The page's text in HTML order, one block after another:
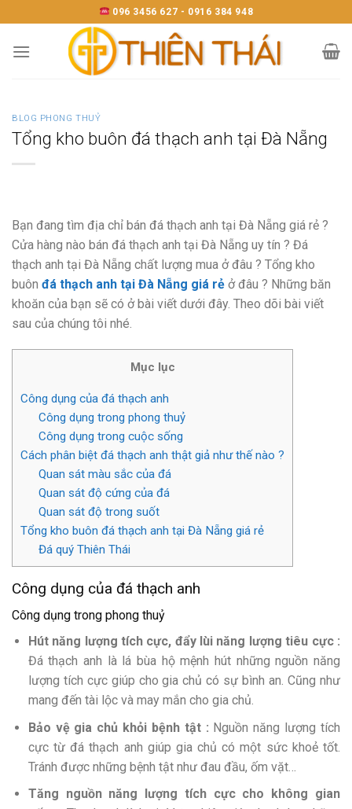
to
content
096 3456 627 - 0916 384 948
BLOG PHONG THUỶ
Tổng kho buôn đá thạch anh tại Đà Nẵng
Bạn đang tìm địa chỉ bán đá thạch anh tại Đà Nẵng giá rẻ ?
Cửa hàng nào bán đá thạch anh tại Đà Nẵng uy tín ? Đá
thạch anh tại Đà Nẵng chất lượng mua ở đâu ? Tổng kho
buôn đá thạch anh tại Đà Nẵng giá rẻ ở đâu ? Những băn
khoăn của bạn sẽ có ở bài viết dưới đây. Theo dõi bài viết
sau của chúng tôi nhé.
Mục lục
Công dụng của đá thạch anh
Công dụng trong phong thuỷ
Công dụng trong cuộc sống
Cách phân biệt đá thạch anh thật giả như thế nào ?
Quan sát màu sắc của đá
Quan sát độ cứng của đá
Quan sát độ trong suốt
Tổng kho buôn đá thạch anh tại Đà Nẵng giá rẻ
Đá quý Thiên Thái
Công dụng của đá thạch anh
Công dụng trong phong thuỷ
Hút năng lượng tích cực, đẩy lùi năng lượng tiêu cực :
Đá thạch anh là lá bùa hộ mệnh hút những nguồn năng
lượng tích cực giúp cho gia chủ có sự bình an. Cũng như
mang đến tài lộc và may mắn cho gia chủ.
Bảo vệ gia chủ khỏi bệnh tật : Nguồn năng lượng tích
cực từ đá thạch anh giúp gia chủ có một sức khoẻ tốt.
Tránh được những bệnh tật như đau đầu, ốm vặt…
Tăng nguồn năng lượng tích cực cho không gian